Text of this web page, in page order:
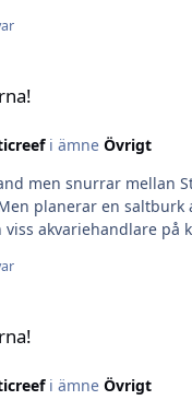
i ämne Övrigt
men snurrar mellan
planerar en
i ämne Övrigt